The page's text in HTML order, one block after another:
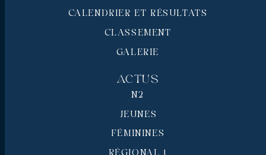
CALENDRIER ET RÉSULTATS
CLASSEMENT
GALERIE
Actus
N2
JEUNES
FÉMININES